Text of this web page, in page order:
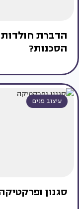
הדברת
הסכנות?
עיצוב פנים
סגנון